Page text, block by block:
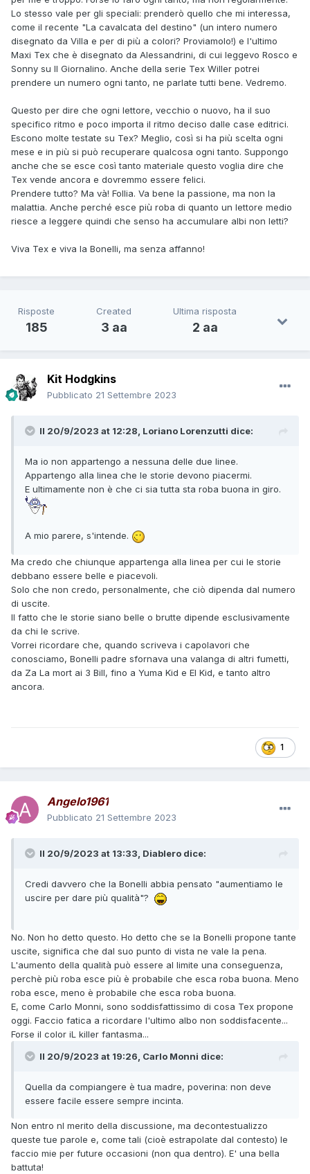
Lo stesso vale per gli speciali: prenderò quello che mi interessa,
come il recente "La cavalcata del destino" (un intero numero
disegnato da Villa e per di più a colori? Proviamolo!) e l'ultimo
Maxi Tex che è disegnato da Alessandrini, di cui leggevo Rosco e
Sonny su Il Giornalino. Anche della serie Tex Willer potrei
prendere un numero ogni tanto, ne parlate tutti bene. Vedremo.
Questo per dire che ogni lettore, vecchio o nuovo, ha il suo
specifico ritmo e poco importa il ritmo deciso dalle case editrici.
Escono molte testate su Tex? Meglio, così si ha più scelta ogni
mese e in più si può recuperare qualcosa ogni tanto. Suppongo
anche che se esce così tanto materiale questo voglia dire che
Tex vende ancora e dovremmo essere felici.
Prendere tutto? Ma và! Follia. Va bene la passione, ma non la
malattia. Anche perché esce più roba di quanto un lettore medio
riesce a leggere quindi che senso ha accumulare albi non letti?
Viva Tex e viva la Bonelli, ma senza affanno!
Risposte
185
Created
3 aa
Ultima risposta
2 aa
Kit Hodgkins
Pubblicato 21 Settembre 2023
Il 20/9/2023 at 12:28, Loriano Lorenzutti dice:
Ma io non appartengo a nessuna delle due linee.
Appartengo alla linea che le storie devono piacermi.
E ultimamente non è che ci sia tutta sta roba buona in giro.
A mio parere, s'intende.
Ma credo che chiunque appartenga alla linea per cui le storie
debbano essere belle e piacevoli.
Solo che non credo, personalmente, che ciò dipenda dal numero
di uscite.
Il fatto che le storie siano belle o brutte dipende esclusivamente
da chi le scrive.
Vorrei ricordare che, quando scriveva i capolavori che
conosciamo, Bonelli padre sfornava una valanga di altri fumetti,
da Za La mort ai 3 Bill, fino a Yuma Kid e El Kid, e tanto altro
ancora.
1
Angelo1961
Pubblicato 21 Settembre 2023
Il 20/9/2023 at 13:33, Diablero dice:
Credi davvero che la Bonelli abbia pensato "aumentiamo le
uscire per dare più qualità"?
No. Non ho detto questo. Ho detto che se la Bonelli propone tante
uscite, significa che dal suo punto di vista ne vale la pena.
L'aumento della qualità può essere al limite una conseguenza,
perchè più roba esce più è probabile che esca roba buona. Meno
roba esce, meno è probabile che esca roba buona.
E, come Carlo Monni, sono soddisfattissimo di cosa Tex propone
oggi. Faccio fatica a ricordare l'ultimo albo non soddisfacente...
Forse il color iL killer fantasma...
Il 20/9/2023 at 19:26, Carlo Monni dice:
Quella da compiangere è tua madre, poverina: non deve
essere facile essere sempre incinta.
Non entro nl merito della discussione, ma decontestualizzo
queste tue parole e, come tali (cioè estrapolate dal contesto) le
faccio mie per future occasioni (non qua dentro). E' una bella
battuta!